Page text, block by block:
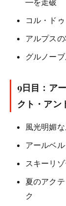
—を走破
コル・ド
アルプス
グルノー
9日目：ア
クト・アン
風光明媚
アールベ
スキーリ
夏のアク
ク